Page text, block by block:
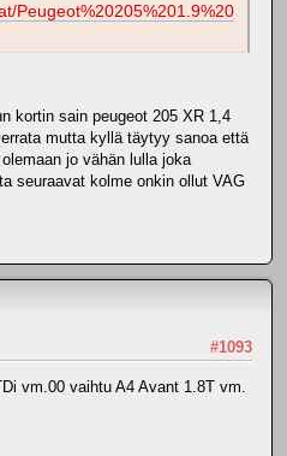
Peugeot%20205%201.9%20
kortin sain peugeot 205 XR 1,4
mutta kyllä täytyy sanoa että
jo vähän lulla joka
seuraavat kolme onkin ollut VAG
#1093
vm.00 vaihtu A4 Avant 1.8T vm.